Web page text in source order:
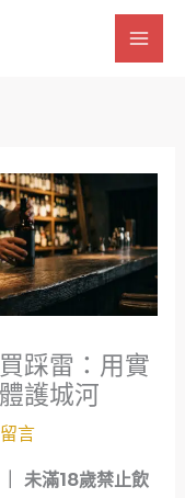
踩雷：用實
護城河
言
未滿18歲禁止飲